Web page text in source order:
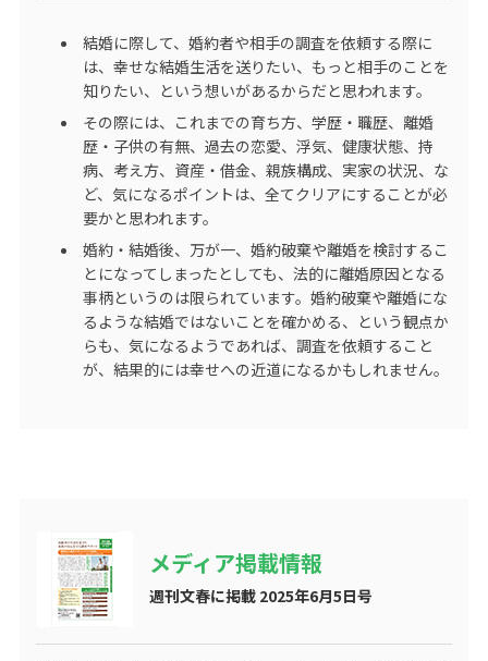
結婚に際して、婚約者や相手の調査を依頼する際に
は、幸せな結婚生活を送りたい、もっと相手のことを
知りたい、という想いがあるからだと思われます。
その際には、これまでの育ち方、学歴・職歴、離婚
歴・子供の有無、過去の恋愛、浮気、健康状態、持
病、考え方、資産・借金、親族構成、実家の状況、な
ど、気になるポイントは、全てクリアにすることが必
要かと思われます。
婚約・結婚後、万が一、婚約破棄や離婚を検討するこ
とになってしまったとしても、法的に離婚原因となる
事柄というのは限られています。婚約破棄や離婚にな
るような結婚ではないことを確かめる、という観点か
らも、気になるようであれば、調査を依頼すること
が、結果的には幸せへの近道になるかもしれません。
メディア掲載情報
週刊文春に掲載 2025年6月5日号